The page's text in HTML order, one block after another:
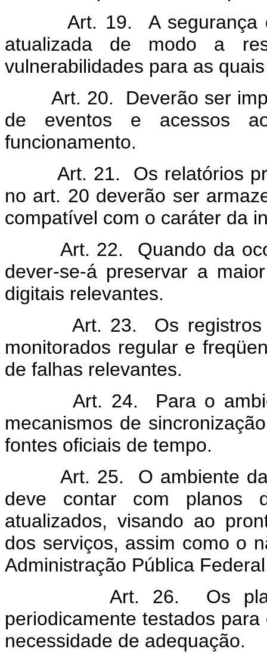
Art. 19. A segurança do
atualizada de modo a
vulnerabilidades para as
Art. 20. Deverão ser
de eventos e acessos
funcionamento.
Art. 21. Os relatórios
no art. 20 deverão ser
compatível com o caráter da
Art. 22. Quando da
dever-se-á preservar a
digitais relevantes.
Art. 23. Os registros de
monitorados regular e
de falhas relevantes.
Art. 24. Para o
mecanismos de
fontes oficiais de tempo.
Art. 25. O ambiente da
deve contar com planos
atualizados, visando ao
dos serviços, assim como o
Administração Pública
Art. 26. Os planos
periodicamente testados
necessidade de adequação.